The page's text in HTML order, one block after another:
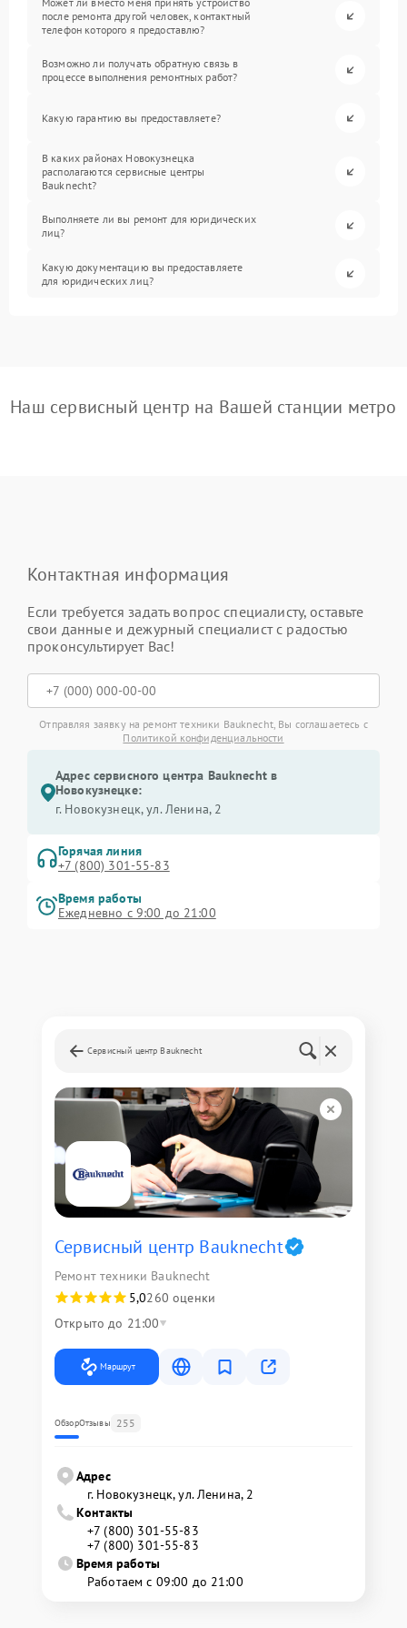
после ремонта другой человек, контактный
телефон которого я предоставлю?
Возможно ли получать обратную связь в
процессе выполнения ремонтных работ?
Какую гарантию вы предоставляете?
В каких районах Новокузнецка
располагаются сервисные центры
Bauknecht?
Выполняете ли вы ремонт для юридических
лиц?
Какую документацию вы предоставляете
для юридических лиц?
Наш сервисный центр на Вашей станции метро
Контактная информация
Если требуется задать вопрос специалисту, оставьте
свои данные и дежурный специалист с радостью
проконсультирует Вас!
Отправляя заявку на ремонт техники Bauknecht, Вы соглашаетесь с
Политикой конфиденциальности
Адрес сервисного центра Bauknecht в
Новокузнецке:
г. Новокузнецк, ул. Ленина, 2
Горячая линия
+7 (800) 301-55-83
Время работы
Ежедневно с 9:00 до 21:00
Сервисный центр Bauknecht
Сервисный центр Bauknecht
Ремонт техники Bauknecht
5,0260 оценки
Открыто до 21:00
Маршрут
ОбзорОтзывы 255
Адрес
г. Новокузнецк, ул. Ленина, 2
Контакты
+7 (800) 301-55-83
+7 (800) 301-55-83
Время работы
Работаем с 09:00 до 21:00